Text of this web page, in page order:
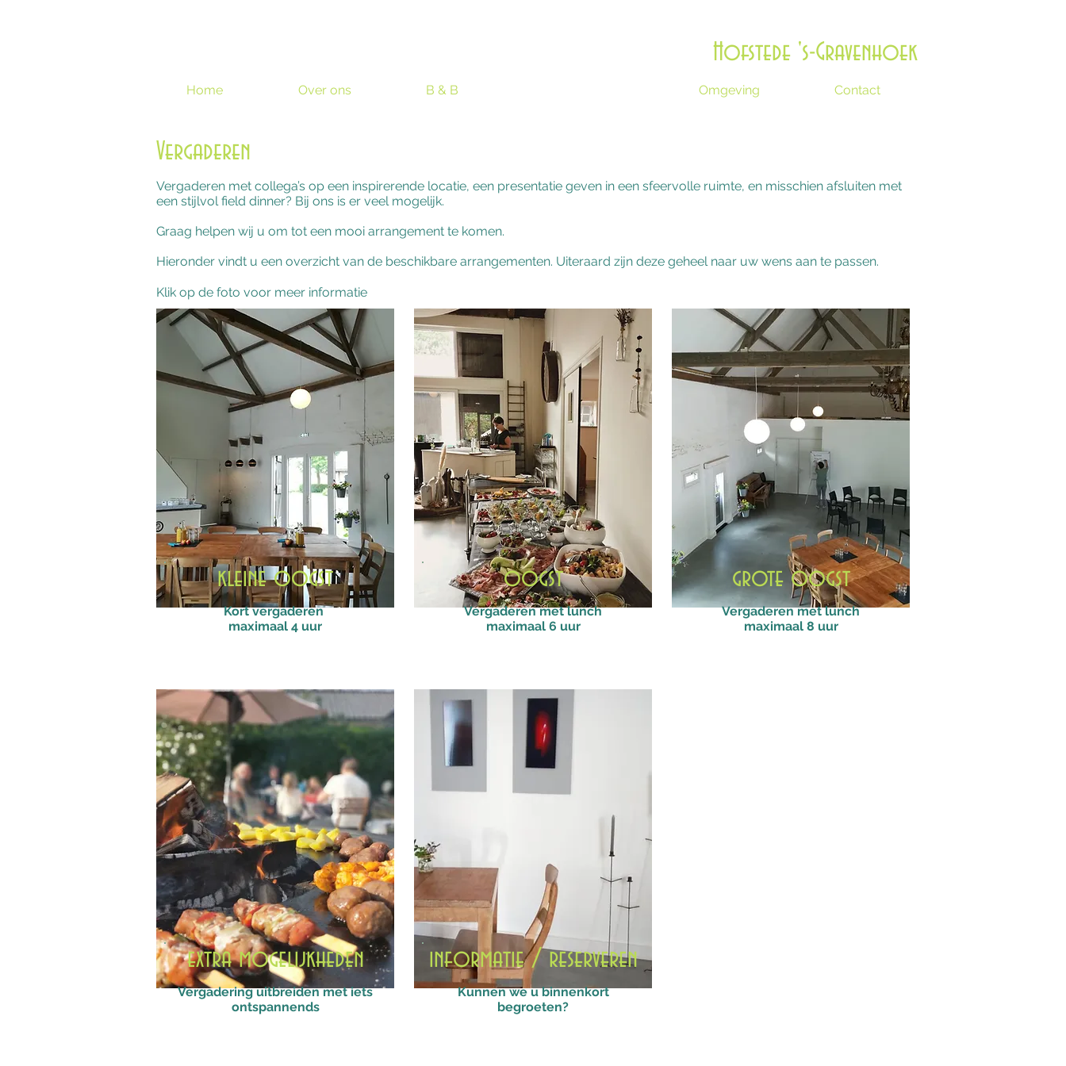
Hofstede 's-Gravenhoek
Home Over ons B & B Omgeving Contact
Vergaderen
Vergaderen met collega’s op een inspirerende locatie, een presentatie geven in een sfeervolle ruimte, en misschien afsluiten met
een stijlvol field dinner? Bij ons is er veel mogelijk.
Graag helpen wij u om tot een mooi arrangement te komen.
Hieronder vindt u een overzicht van de beschikbare arrangementen. Uiteraard zijn deze geheel naar uw wens aan te passen.
Klik op de foto voor meer informatie
kleine oogst
Kort vergaderen
maximaal 4 uur
extra mogelijkheden
Vergadering uitbreiden met iets
ontspannends
oogst
Vergaderen met lunch
maximaal 6 uur
informatie / reserveren
Kunnen we u binnenkort
begroeten?
grote oogst
Vergaderen met lunch
maximaal 8 uur